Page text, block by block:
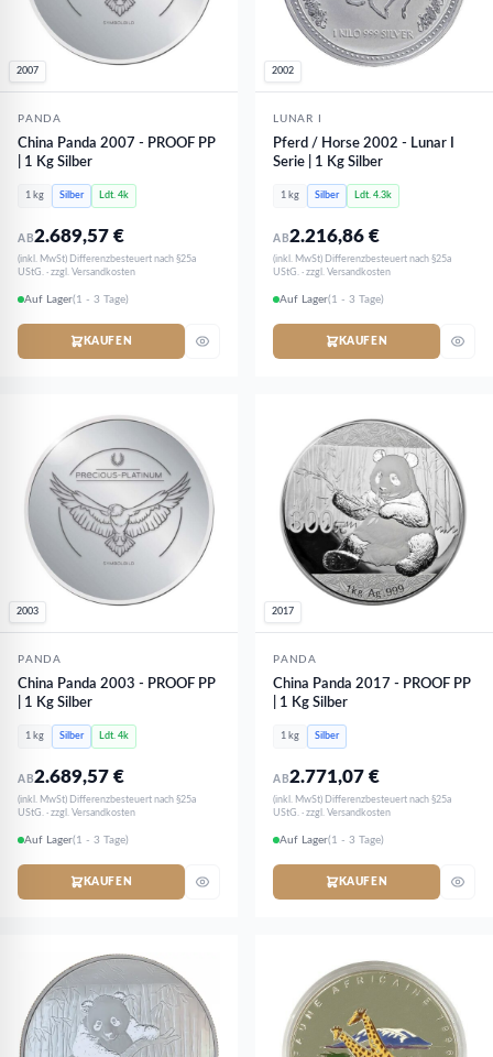
2007
PANDA
China Panda 2007 - PROOF PP
| 1 Kg Silber
1 kg Silber Ldt. 4k
AB2.689,57€
(inkl. MwSt) Differenzbesteuert nach §25a
UStG. · zzgl. Versandkosten
Auf Lager(1 - 3 Tage)
KAUFEN
2002
LUNAR I
Pferd / Horse 2002 - Lunar I
Serie | 1 Kg Silber
1 kg Silber Ldt. 4.3k
AB2.216,86€
(inkl. MwSt) Differenzbesteuert nach §25a
UStG. · zzgl. Versandkosten
Auf Lager(1 - 3 Tage)
KAUFEN
2003
PANDA
China Panda 2003 - PROOF PP
| 1 Kg Silber
1 kg Silber Ldt. 4k
AB2.689,57€
(inkl. MwSt) Differenzbesteuert nach §25a
UStG. · zzgl. Versandkosten
Auf Lager(1 - 3 Tage)
KAUFEN
2017
PANDA
China Panda 2017 - PROOF PP
| 1 Kg Silber
1 kg Silber
AB2.771,07€
(inkl. MwSt) Differenzbesteuert nach §25a
UStG. · zzgl. Versandkosten
Auf Lager(1 - 3 Tage)
KAUFEN